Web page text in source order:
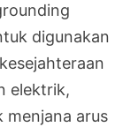
digunakan
elektrik,
menjana arus